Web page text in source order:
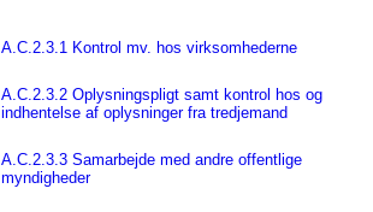
A.C.2.3.1 Kontrol mv. hos virksomhederne
A.C.2.3.2 Oplysningspligt samt kontrol hos og
indhentelse af oplysninger fra tredjemand
A.C.2.3.3 Samarbejde med andre offentlige
myndigheder